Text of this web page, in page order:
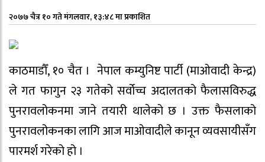
२०७७ चैत्र १० गते मंगलवार, १३:४८ मा प्रकाशित
काठमाडौँ, १० चैत । नेपाल कम्युनिष्ट पार्टी (माओवादी केन्द्र)
ले गत फागुन २३ गतेको सर्वोच्च अदालतको फैलासविरुद्ध
पुनरावलोकनमा जाने तयारी थालेको छ । उक्त फैसलाको
पुनरावलोकनका लागि आज माओवादीले कानून व्यवसायीसँग
पारमर्श गरेको हो ।